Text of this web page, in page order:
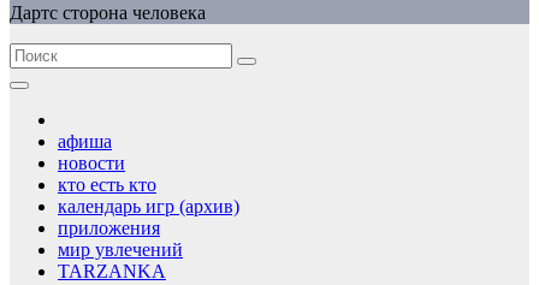
Дартс сторона человека
афиша
новости
кто есть кто
календарь игр (архив)
приложения
мир увлечений
TARZANKA